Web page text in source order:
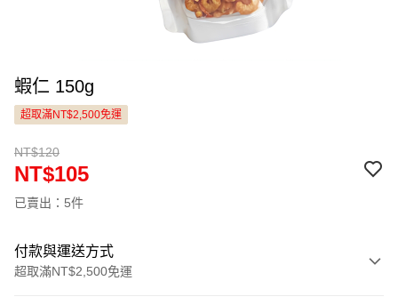
蝦仁 150g
超取滿NT$2,500免運
NT$120
NT$105
已賣出：5件
付款與運送方式
超取滿NT$2,500免運